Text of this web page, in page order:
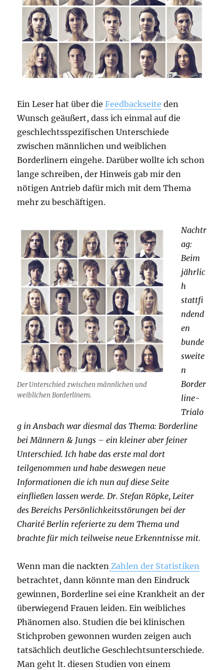
Ein Leser hat über dieFeedbackseite den
Wunsch geäußert, dass ich einmal auf die
geschlechtsspezifischen Unterschiede
zwischen männlichen und weiblichen
Borderlinern eingehe. Darüber wollte ich schon
lange schreiben, der Hinweis gab mir den
nötigen Antrieb dafür mich mit dem Thema
mehr zu beschäftigen.
Der Unterschied zwischen männlichen und
weiblichen Borderlinern.
Nachtr
ag:
Beim
jährlic
h
stattfi
ndend
en
bunde
sweite
n
Border
line-
Trialo
g in Ansbach war diesmal das Thema: Borderline
bei Männern & Jungs – ein kleiner aber feiner
Unterschied. Ich habe das erste mal dort
teilgenommen und habe deswegen neue
Informationen die ich nun auf diese Seite
einfließen lassen werde. Dr. Stefan Röpke, Leiter
des Bereichs Persönlichkeitsstörungen bei der
Charité Berlin referierte zu dem Thema und
brachte für mich teilweise neue Erkenntnisse mit.
Wenn man die nackten Zahlen der Statistiken
betrachtet, dann könnte man den Eindruck
gewinnen, Borderline sei eine Krankheit an der
überwiegend Frauen leiden. Ein weibliches
Phänomen also. Studien die bei klinischen
Stichproben gewonnen wurden zeigen auch
tatsächlich deutliche Geschlechtsunterschiede.
Man geht lt. diesen Studien von einem